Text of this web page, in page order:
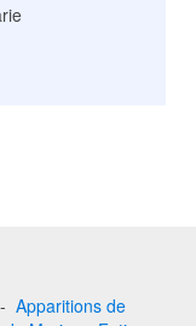
- Apparitions de